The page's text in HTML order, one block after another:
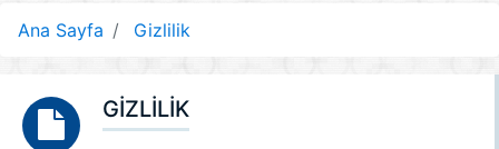
Ana Sayfa Gizlilik
GİZLİLİK